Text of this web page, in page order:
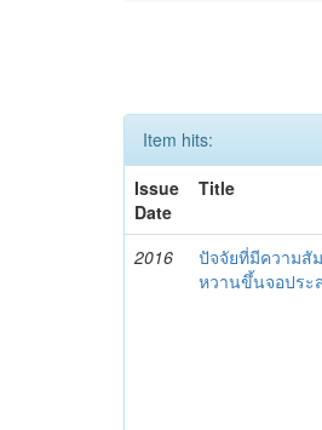
Item hits:
Issue
Date
Title
2016
ปัจจัยที่มีความสั
หวานขึ้นจอประ